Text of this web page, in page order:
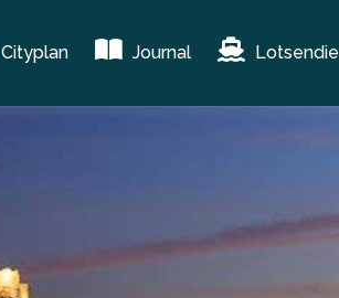
Cityplan Journal